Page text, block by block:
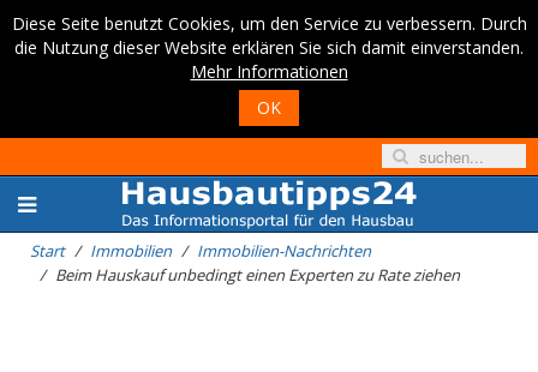
Diese Seite benutzt Cookies, um den Service zu verbessern. Durch
die Nutzung dieser Website erklären Sie sich damit einverstanden.
Mehr Informationen
OK
Start Immobilien
Immobilien-Nachrichten
Beim Hauskauf unbedingt einen Experten zu Rate ziehen